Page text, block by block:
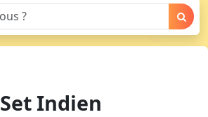
Set Indien